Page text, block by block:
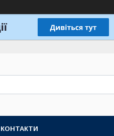
КОНТАКТИ